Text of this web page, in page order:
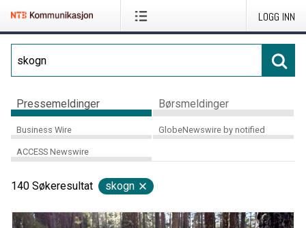
LOGG INN
Pressemeldinger Børsmeldinger
Business Wire GlobeNewswire by notified
ACCESS Newswire
140 Søkeresultat skogn